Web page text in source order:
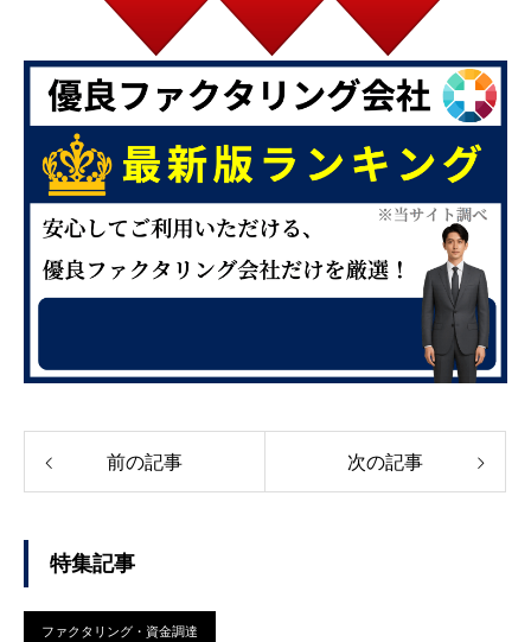
前の記事 次の記事
特集記事
ファクタリング・資金調達